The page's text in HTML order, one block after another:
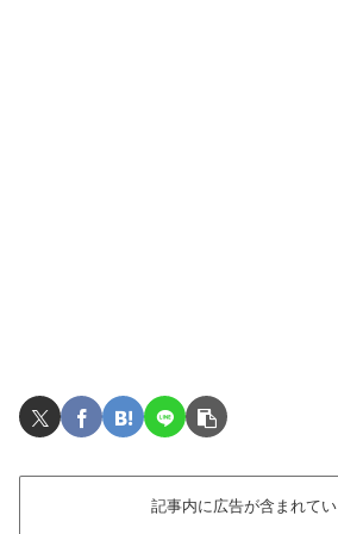
記事内に広告が含まれてい